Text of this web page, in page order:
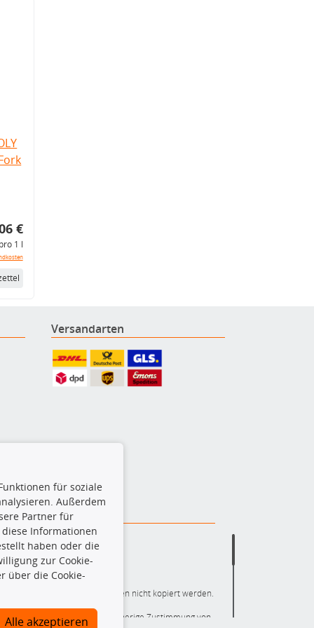
€
1 l
Versandarten
die gesamte Datenbank dürfen nicht kopiert werden.
gesamte Datenbank ohne vorherige Zustimmung von
für soziale
Außerdem
Partner für
Informationen
haben oder die
zur Cookie-
über die Cookie-
Alle akzeptieren